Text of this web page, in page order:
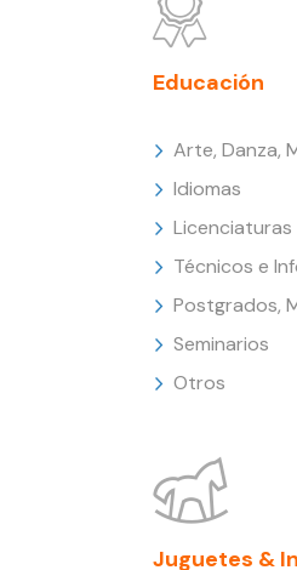
Educación
Arte, Danza,
Idiomas
Licenciaturas
Técnicos e
Postgrados,
Seminarios
Otros
Juguetes &